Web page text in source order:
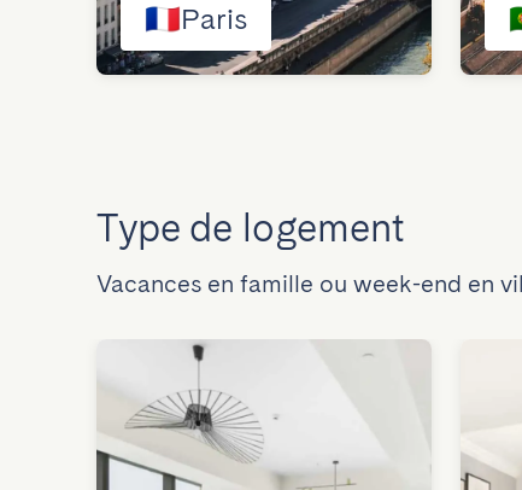
🇫🇷Paris
Type de logement
Vacances en famille ou week-end en